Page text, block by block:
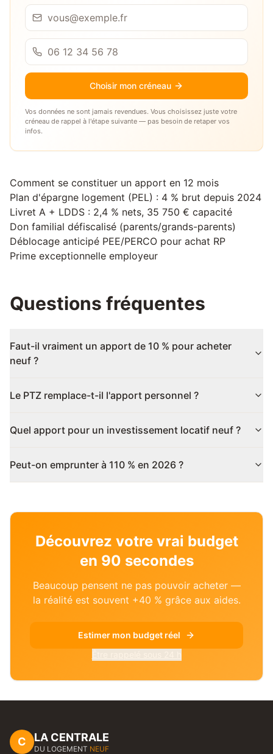
Choisir mon créneau
Vos données ne sont jamais revendues. Vous choisissez juste votre
créneau de rappel à l'étape suivante — pas besoin de retaper vos
infos.
Comment se constituer un apport en 12 mois
Plan d'épargne logement (PEL) : 4 % brut depuis 2024
Livret A + LDDS : 2,4 % nets, 35 750 € capacité
Don familial défiscalisé (parents/grands-parents)
Déblocage anticipé PEE/PERCO pour achat RP
Prime exceptionnelle employeur
Questions fréquentes
Faut-il vraiment un apport de 10 % pour acheter
neuf ?
Le PTZ remplace-t-il l'apport personnel ?
Quel apport pour un investissement locatif neuf ?
Peut-on emprunter à 110 % en 2026 ?
Découvrez votre vrai budget
en 90 secondes
Beaucoup pensent ne pas pouvoir acheter —
la réalité est souvent +40 % grâce aux aides.
Estimer mon budget réel
C LA CENTRALE
DU LOGEMENT NEUF